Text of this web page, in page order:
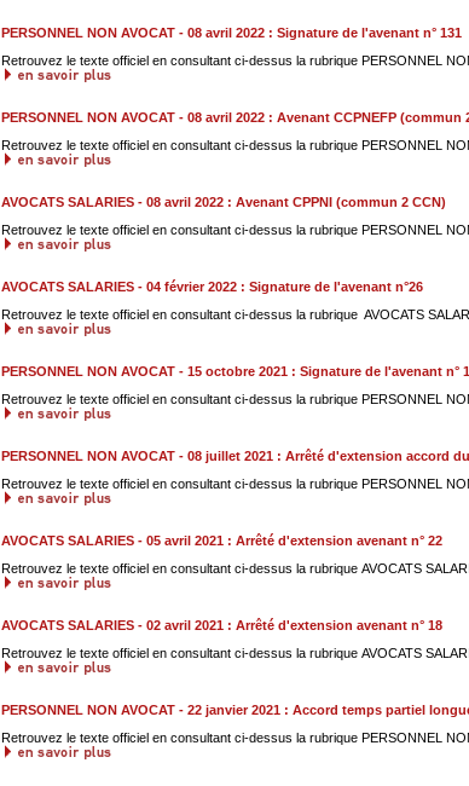
PERSONNEL NON AVOCAT - 08 avril 2022 : Signature de l'avenant n° 131
Retrouvez le texte officiel en consultant ci-dessus la rubrique PERSONNEL
PERSONNEL NON AVOCAT - 08 avril 2022 : Avenant CCPNEFP (commun
Retrouvez le texte officiel en consultant ci-dessus la rubrique PERSONNEL
AVOCATS SALARIES - 08 avril 2022 : Avenant CPPNI (commun 2 CCN)
Retrouvez le texte officiel en consultant ci-dessus la rubrique PERSONNEL
AVOCATS SALARIES - 04 février 2022 : Signature de l'avenant n°26
Retrouvez le texte officiel en consultant ci-dessus la rubrique AVOCATS
PERSONNEL NON AVOCAT - 15 octobre 2021 : Signature de l'avenant n°
Retrouvez le texte officiel en consultant ci-dessus la rubrique PERSONNEL
PERSONNEL NON AVOCAT - 08 juillet 2021 : Arrêté d'extension accord
Retrouvez le texte officiel en consultant ci-dessus la rubrique PERSONNEL
AVOCATS SALARIES - 05 avril 2021 : Arrêté d'extension avenant n° 22
Retrouvez le texte officiel en consultant ci-dessus la rubrique AVOCATS
AVOCATS SALARIES - 02 avril 2021 : Arrêté d'extension avenant n° 18
Retrouvez le texte officiel en consultant ci-dessus la rubrique AVOCATS
PERSONNEL NON AVOCAT - 22 janvier 2021 : Accord temps partiel
Retrouvez le texte officiel en consultant ci-dessus la rubrique PERSONNEL